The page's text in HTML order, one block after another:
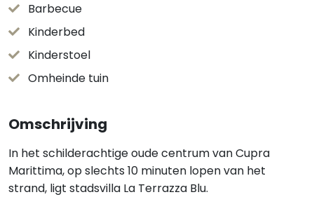
Barbecue
Kinderbed
Kinderstoel
Omheinde tuin
Omschrijving
In het schilderachtige oude centrum van Cupra
Marittima, op slechts 10 minuten lopen van het
strand, ligt stadsvilla La Terrazza Blu.